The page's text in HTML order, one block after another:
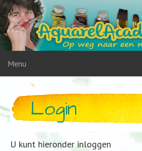
Menu
Login
U kunt hieronder inloggen